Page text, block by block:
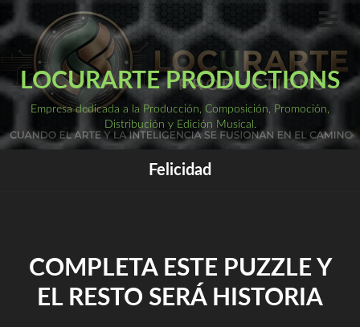
al
contenido
LOCURARTE PRODUCTIONS
Empresa dedicada a la Producción, Composición, Promoción,
Distribución y Edición Musical.
Felicidad
COMPLETA ESTE PUZZLE Y
EL RESTO SERÁ HISTORIA